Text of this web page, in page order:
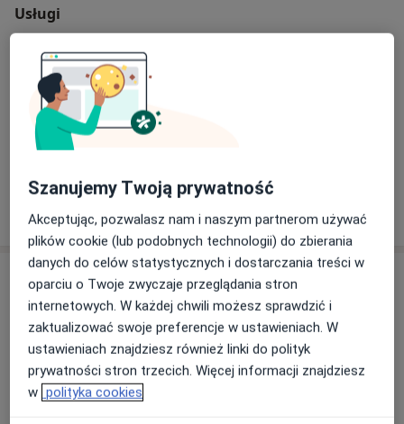
Usługi
Kardiologia
Konsultacja kardiologiczna
W jaki sposób ustalane są ceny?
Specjaliści Sprawdź swoje ubezpieczenie
Kardiolog
dr n. med. Andrzej Krupienicz
Szanujemy Twoją prywatność
Akceptując, pozwalasz nam i naszym partnerom używać
plików cookie (lub podobnych technologii) do zbierania
danych do celów statystycznych i dostarczania treści w
oparciu o Twoje zwyczaje przeglądania stron
internetowych. W każdej chwili możesz sprawdzić i
zaktualizować swoje preferencje w ustawieniach. W
ustawieniach znajdziesz również linki do polityk
prywatności stron trzecich. Więcej informacji znajdziesz
w polityka cookies